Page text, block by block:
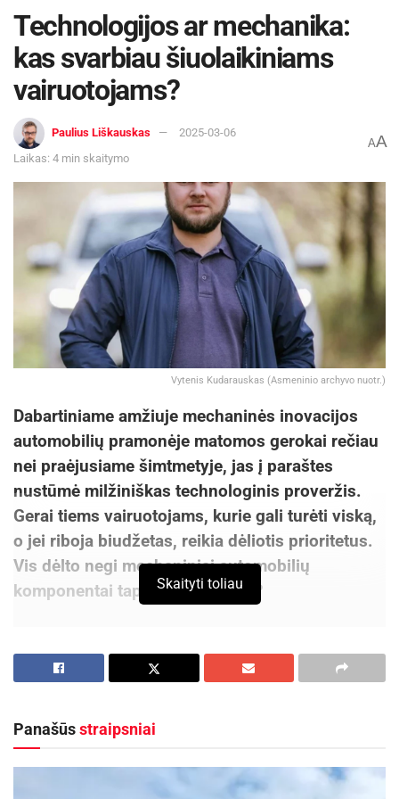
Technologijos ar mechanika:
kas svarbiau šiuolaikiniams
vairuotojams?
Paulius Liškauskas
2025-03-06
Laikas: 4 min skaitymo
AA
Vytenis Kudarauskas (Asmeninio archyvo nuotr.)
Dabartiniame amžiuje mechaninės inovacijos
automobilių pramonėje matomos gerokai rečiau
nei praėjusiame šimtmetyje, jas į paraštes
nustūmė milžiniškas technologinis proveržis.
Gerai tiems vairuotojams, kurie gali turėti viską,
o jei riboja biudžetas, reikia dėliotis prioritetus.
Vis dėlto negi mechaniniai automobilių
komponentai tapo nebesvarbūs?
Technologijos paėmė viršų
gimę ir augę dar praėjusiame amžiuje, nes tai
Skaityti toliau
Panašūsstraipsniai